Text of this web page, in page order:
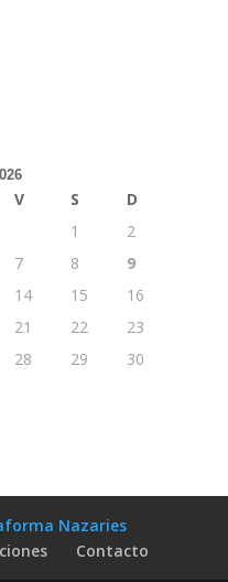
V S
D
1
2
7 8
9
14 15
16
21 22
23
28 29
30
Nazaries
Contacto